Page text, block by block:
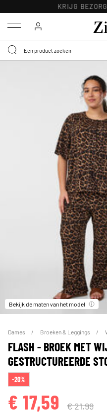
KRIJG
Menu
Bekijk de maten van het model
Dames Broeken & Leggings
FLASH - BROEK MET
GESTRUCTUREERDE
-20%
€ 17,59 € 21,99